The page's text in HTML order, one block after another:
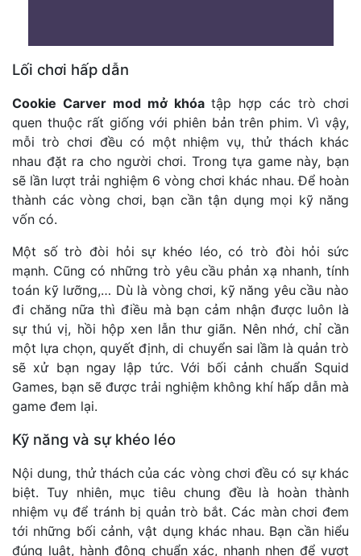
Lối chơi hấp dẫn
Cookie Carver mod mở khóatập hợp các trò chơi
quen thuộc rất giống với phiên bản trên phim. Vì vậy,
mỗi trò chơi đều có một nhiệm vụ, thử thách khác
nhau đặt ra cho người chơi. Trong tựa game này, bạn
sẽ lần lượt trải nghiệm 6 vòng chơi khác nhau. Để hoàn
thành các vòng chơi, bạn cần tận dụng mọi kỹ năng
vốn có.
Một số trò đòi hỏi sự khéo léo, có trò đòi hỏi sức
mạnh. Cũng có những trò yêu cầu phản xạ nhanh, tính
toán kỹ lưỡng,… Dù là vòng chơi, kỹ năng yêu cầu nào
đi chăng nữa thì điều mà bạn cảm nhận được luôn là
sự thú vị, hồi hộp xen lẫn thư giãn. Nên nhớ, chỉ cần
một lựa chọn, quyết định, di chuyển sai lầm là quản trò
sẽ xử bạn ngay lập tức. Với bối cảnh chuẩn Squid
Games, bạn sẽ được trải nghiệm không khí hấp dẫn mà
game đem lại.
Kỹ năng và sự khéo léo
Nội dung, thử thách của các vòng chơi đều có sự khác
biệt. Tuy nhiên, mục tiêu chung đều là hoàn thành
nhiệm vụ để tránh bị quản trò bắt. Các màn chơi đem
tới những bối cảnh, vật dụng khác nhau. Bạn cần hiểu
đúng luật, hành động chuẩn xác, nhanh nhẹn để vượt